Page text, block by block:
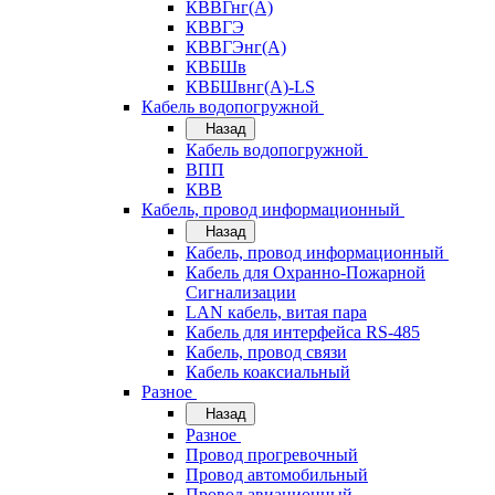
КВВГнг(А)
КВВГЭ
КВВГЭнг(А)
КВБШв
КВБШвнг(А)-LS
Кабель водопогружной
Назад
Кабель водопогружной
ВПП
КВВ
Кабель, провод информационный
Назад
Кабель, провод информационный
Кабель для Охранно-Пожарной
Сигнализации
LAN кабель, витая пара
Кабель для интерфейса RS-485
Кабель, провод связи
Кабель коаксиальный
Разное
Назад
Разное
Провод прогревочный
Провод автомобильный